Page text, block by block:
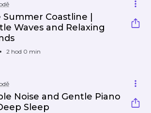
Summer Coastline |
Waves and Relaxing
2 hod 0 min
Noise and Gentle Piano
Sleep